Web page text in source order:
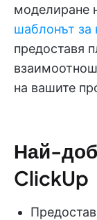
моделиране
шаблонът за
предоставя
на вашите
Най-
ClickUp